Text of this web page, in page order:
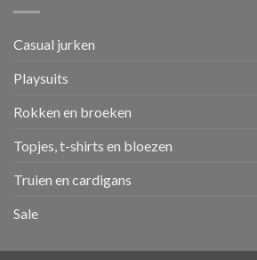
Casual jurken
Playsuits
Rokken en broeken
Topjes, t-shirts en bloezen
Truien en cardigans
Sale